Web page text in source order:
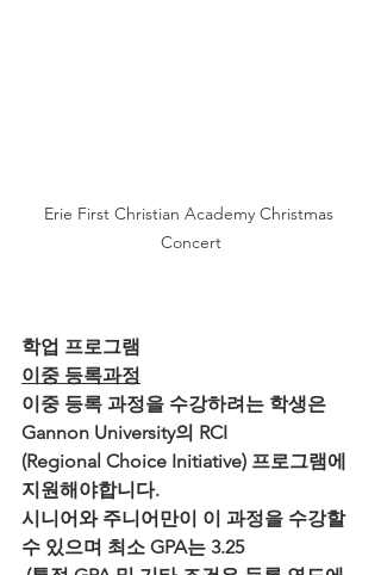
Erie First Christian Academy Christmas
Concert
학업 프로그램
이중 등록과정
이중 등록 과정을 수강하려는 학생은
Gannon University의 RCI
(Regional Choice Initiative) 프로그램에
지원해야합니다.
시니어와 주니어만이 이 과정을 수강할
수 있으며 최소 GPA는 3.25